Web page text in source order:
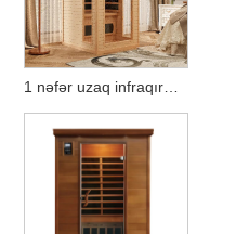
1 nəfər uzaq infraqırmızı sauna